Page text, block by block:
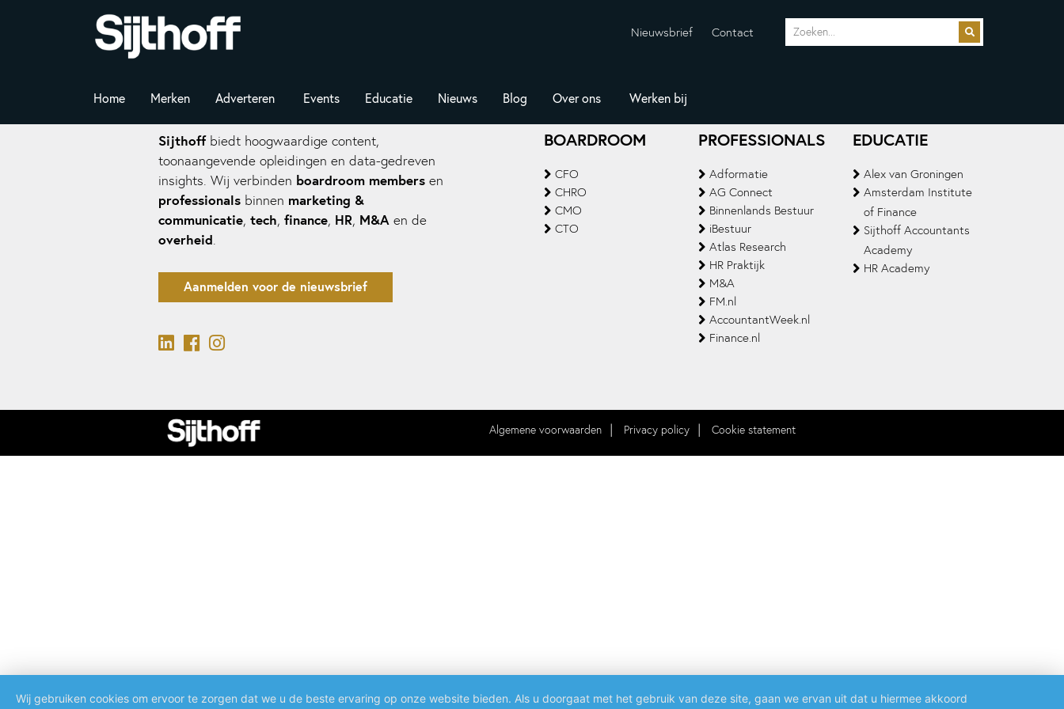
Nieuwsbrief Contact
Home Merken Adverteren Events Educatie Nieuws Blog Over ons Werken bij
Sijthoffbiedt hoogwaardige content,
toonaangevende opleidingen en data-gedreven
insights. Wij verbinden boardroom membersen
professionalsbinnen marketing &
communicatie, tech, finance, HR, M&Aen de
overheid.
Aanmelden voor de nieuwsbrief
BOARDROOM
CFO
CHRO
CMO
CTO
PROFESSIONALS
Adformatie
AG Connect
Binnenlands Bestuur
iBestuur
Atlas Research
HR Praktijk
M&A
FM.nl
AccountantWeek.nl
Finance.nl
EDUCATIE
Alex van Groningen
Amsterdam Institute
of Finance
Sijthoff Accountants
Academy
HR Academy
Algemene voorwaarden Privacy policy Cookie statement
Wij gebruiken cookies om ervoor te zorgen dat we u de beste ervaring op onze website bieden. Als u doorgaat met het gebruik van deze site, gaan we ervan uit dat u hiermee akkoord